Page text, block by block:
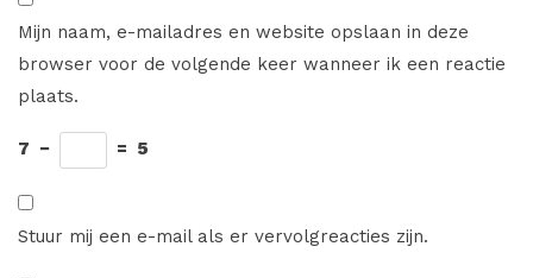
Mijn naam, e-mailadres en website opslaan in deze
browser voor de volgende keer wanneer ik een reactie
plaats.
7 − = 5
Stuur mij een e-mail als er vervolgreacties zijn.